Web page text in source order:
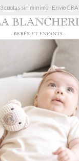
sin mínimo · Envío GRATIS